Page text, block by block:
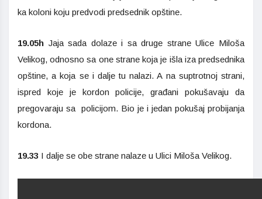
ka koloni koju predvodi predsednik opštine.
19.05h Jaja sada dolaze i sa druge strane Ulice Miloša
Velikog, odnosno sa one strane koja je išla iza predsednika
opštine, a koja se i dalje tu nalazi. A na suptrotnoj strani,
ispred koje je kordon policije, građani pokušavaju da
pregovaraju sa policijom. Bio je i jedan pokušaj probijanja
kordona.
19.33 I dalje se obe strane nalaze u Ulici Miloša Velikog.